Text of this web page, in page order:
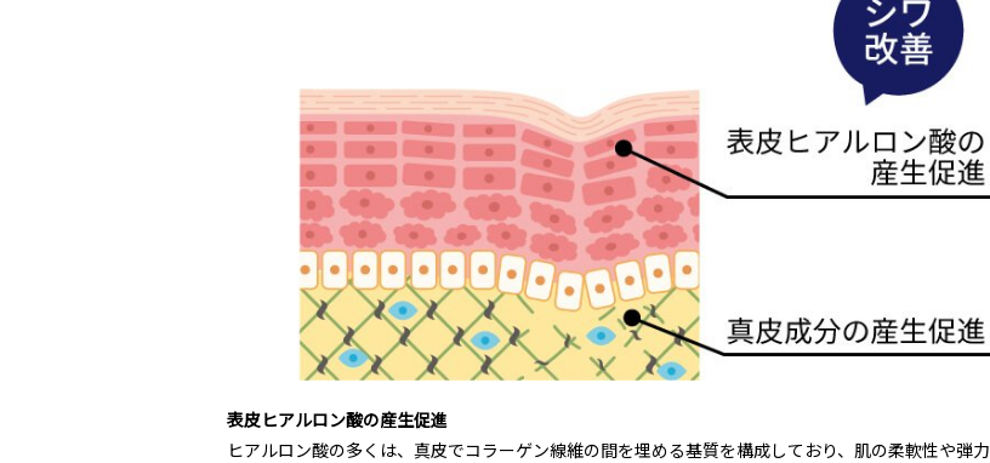
表皮ヒアルロン酸の産生促進
ヒアルロン酸の多くは、真皮でコラーゲン線維の間を埋める基質を構成しており、肌の柔軟性や弾力